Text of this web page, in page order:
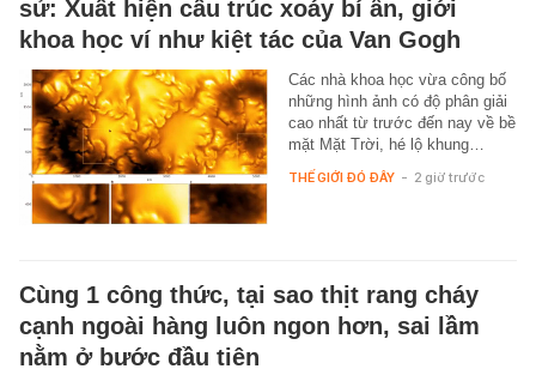
sử: Xuất hiện cấu trúc xoáy bí ẩn, giới
khoa học ví như kiệt tác của Van Gogh
Các nhà khoa học vừa công bố
những hình ảnh có độ phân giải
cao nhất từ trước đến nay về bề
mặt Mặt Trời, hé lộ khung…
THẾ GIỚI ĐÓ ĐÂY - 2 giờ trước
Cùng 1 công thức, tại sao thịt rang cháy
cạnh ngoài hàng luôn ngon hơn, sai lầm
nằm ở bước đầu tiên